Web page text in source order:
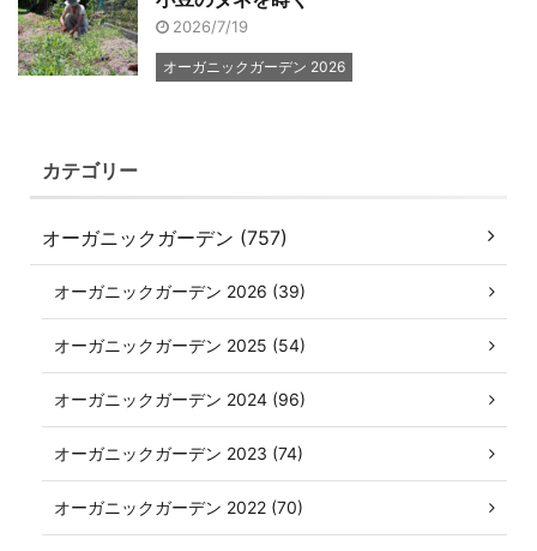
2026/7/19
オーガニックガーデン 2026
カテゴリー
オーガニックガーデン (757)
オーガニックガーデン 2026 (39)
オーガニックガーデン 2025 (54)
オーガニックガーデン 2024 (96)
オーガニックガーデン 2023 (74)
オーガニックガーデン 2022 (70)